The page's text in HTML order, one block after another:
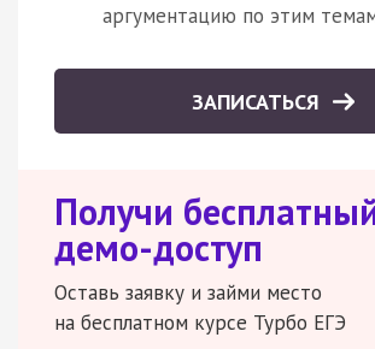
аргументацию по этим
ЗАПИСАТЬСЯ
Получи
демо-доступ
Оставь заявку и займи место
на бесплатном курсе Турбо ЕГЭ